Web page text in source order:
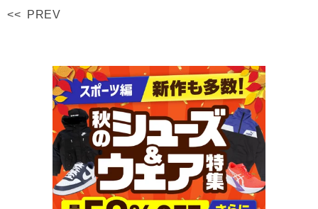
<< PREV